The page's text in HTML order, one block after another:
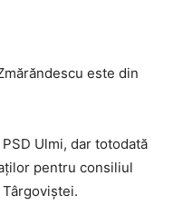
este din
Ulmi, dar totodată
pentru consiliul